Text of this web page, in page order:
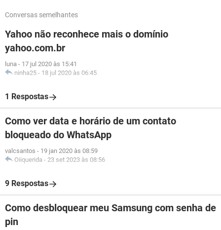
Conversas semelhantes
Yahoo não reconhece mais o domínio
yahoo.com.br
luna - 17 jul 2020 às 15:41
ninha25 - 18 jul 2020 às 06:45
1 Respostas
Como ver data e horário de um contato
bloqueado do WhatsApp
valcsantos - 19 jan 2020 às 08:59
Oiiquerida - 23 set 2023 às 08:56
9 Respostas
Como desbloquear meu Samsung com senha de
pin